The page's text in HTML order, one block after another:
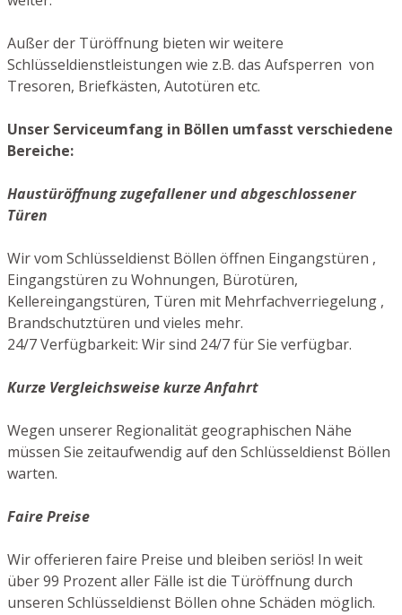
Außer der Türöffnung bieten wir weitere
Schlüsseldienstleistungen wie z.B. das Aufsperren von
Tresoren, Briefkästen, Autotüren etc.
Unser Serviceumfang in Böllen umfasst verschiedene
Bereiche:
Haustüröffnung zugefallener und abgeschlossener
Türen
Wir vom Schlüsseldienst Böllen öffnen Eingangstüren ,
Eingangstüren zu Wohnungen, Bürotüren,
Kellereingangstüren, Türen mit Mehrfachverriegelung ,
Brandschutztüren und vieles mehr.
24/7 Verfügbarkeit: Wir sind 24/7 für Sie verfügbar.
Kurze Vergleichsweise kurze Anfahrt
Wegen unserer Regionalität geographischen Nähe
müssen Sie zeitaufwendig auf den Schlüsseldienst Böllen
warten.
Faire Preise
Wir offerieren faire Preise und bleiben seriös! In weit
über 99 Prozent aller Fälle ist die Türöffnung durch
unseren Schlüsseldienst Böllen ohne Schäden möglich.